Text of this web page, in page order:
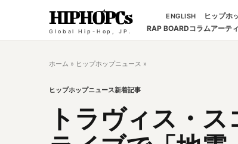
HIPHOPCs
Global Hip-Hop, JP.
ENGLISH ヒップホ
RAP BOARDコラムアーテ
ホーム » ヒップホップニュース »
ヒップホップニュース新着記事
トラヴィス・